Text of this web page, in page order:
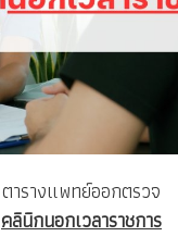
ตารางแพทย์ออกตรวจ
คลินิกนอกเวลาราชการ